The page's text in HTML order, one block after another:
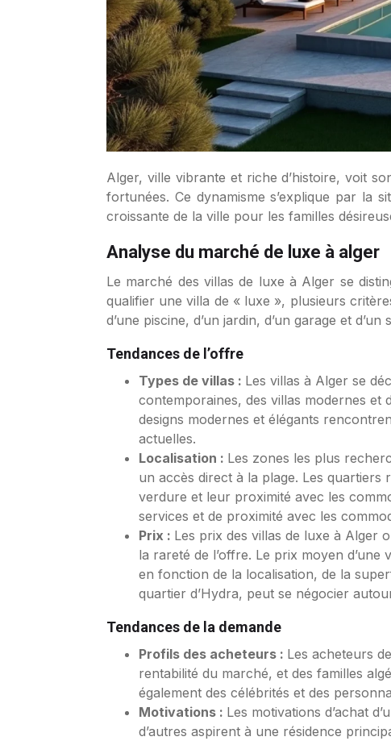
Alger, ville vibrante et riche d’histoire, voit son marché immobilier de luxe connaître une croissance notable, attirant investisseurs et familles
fortunées. Ce dynamisme s’explique par la
croissante de la ville pour les familles
Analyse du marché de luxe à alger
Le marché des villas de luxe à Alger se
qualifier une villa de « luxe », plusieurs
d’une piscine, d’un jardin, d’un garage et
Tendances de l’offre
Types de villas : Les villas à Alger se
contemporaines, des villas modernes et
designs modernes et élégants
actuelles.
Localisation : Les zones les plus
un accès direct à la plage. Les quartiers
verdure et leur proximité avec les
services et de proximité avec les
Prix : Les prix des villas de luxe à Alger
la rareté de l’offre. Le prix moyen
en fonction de la localisation, de la
quartier d’Hydra, peut se négocier
Tendances de la demande
Profils des acheteurs : Les acheteurs
rentabilité du marché, et des familles
également des célébrités et des
Motivations : Les motivations d’achat
d’autres aspirent à une résidence